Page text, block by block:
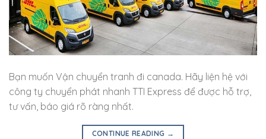
Bạn muốn Vận chuyển tranh đi canada. Hãy liện hệ với
công ty chuyển phát nhanh TTI Express để được hỗ trợ,
tư vấn, báo giá rõ ràng nhất.
CONTINUE READING →